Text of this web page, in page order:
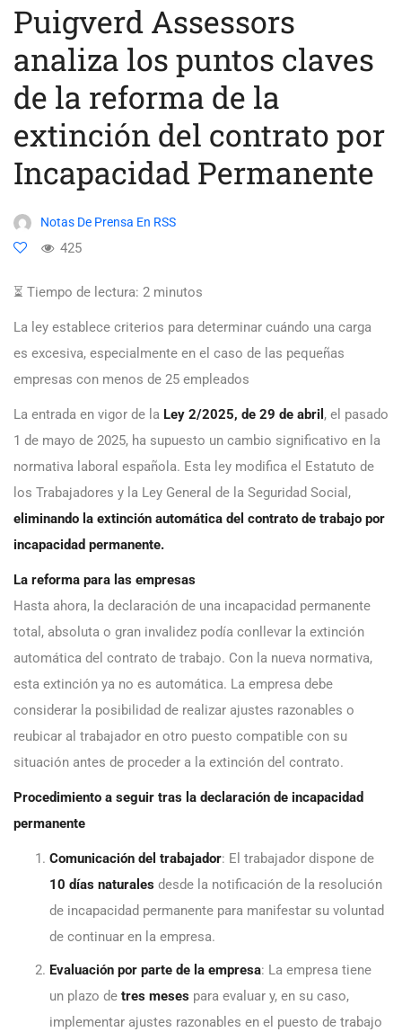
Puigverd Assessors
analiza los puntos claves
de la reforma de la
extinción del contrato por
Incapacidad Permanente
Notas De Prensa En RSS
425
⏳ Tiempo de lectura: 2 minutos
La ley establece criterios para determinar cuándo una carga
es excesiva, especialmente en el caso de las pequeñas
empresas con menos de 25 empleados
La entrada en vigor de la Ley 2/2025, de 29 de abril , el pasado
1 de mayo de 2025, ha supuesto un cambio significativo en la
normativa laboral española. Esta ley modifica el Estatuto de
los Trabajadores y la Ley General de la Seguridad Social,
eliminando la extinción automática del contrato de trabajo por
incapacidad permanente.
La reforma para las empresas
Hasta ahora, la declaración de una incapacidad permanente
total, absoluta o gran invalidez podía conllevar la extinción
automática del contrato de trabajo. Con la nueva normativa,
esta extinción ya no es automática. La empresa debe
considerar la posibilidad de realizar ajustes razonables o
reubicar al trabajador en otro puesto compatible con su
situación antes de proceder a la extinción del contrato.
Procedimiento a seguir tras la declaración de incapacidad
permanente
Comunicación del trabajador: El trabajador dispone de
10 días naturales desde la notificación de la resolución
de incapacidad permanente para manifestar su voluntad
de continuar en la empresa.
Evaluación por parte de la empresa: La empresa tiene
un plazo de tres meses para evaluar y, en su caso,
implementar ajustes razonables en el puesto de trabajo